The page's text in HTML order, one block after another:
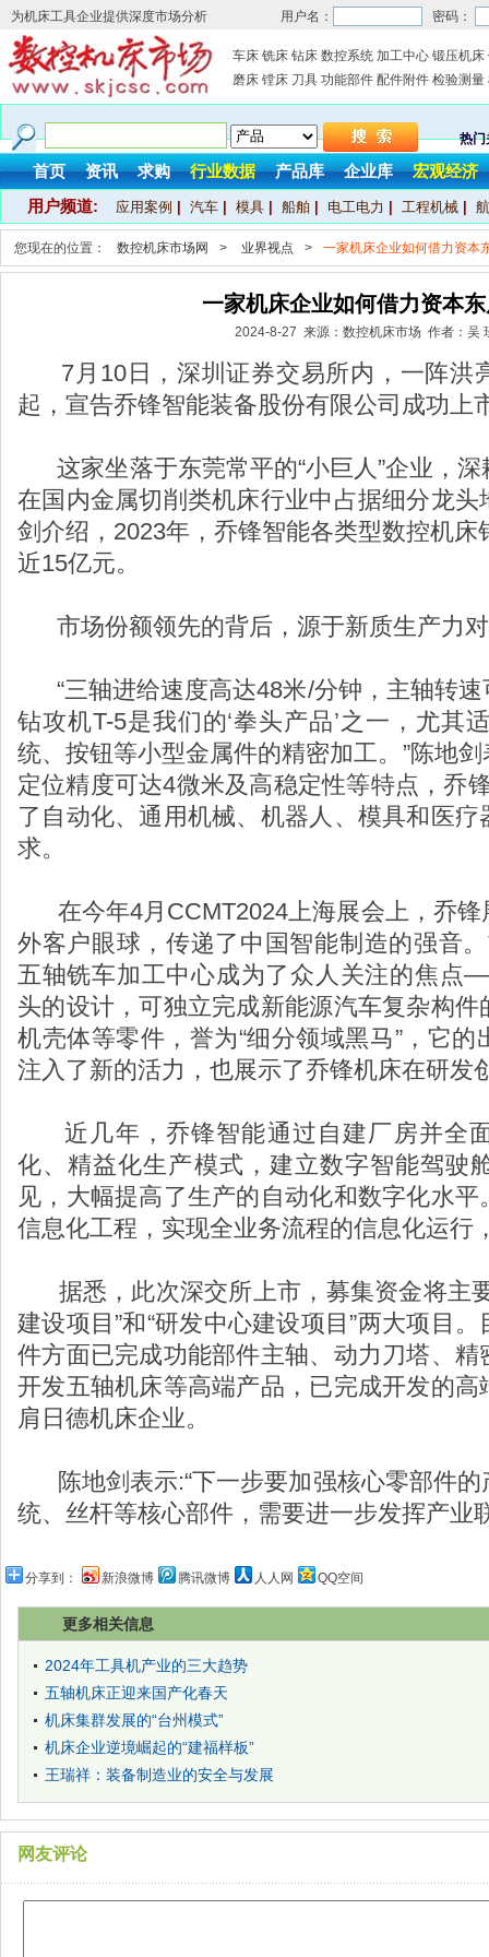
为机床工具企业提供深度市场分析 用户名： 密码：
车床 铣床 钻床 数控系统 加工中心 锻压机床
磨床 镗床 刀具 功能部件 配件附件 检验测量
热门
首页 资讯 求购 行业数据 产品库 企业库 宏观经济
用户频道: 应用案例 汽车 模具 船舶 电工电力 工程机械
您现在的位置： 数控机床市场网 > 业界视点 > 一家机床企业如何借力资本
一家机床企业如何借力资本
2024-8-27 来源：数控机床市场 作者：吴
7月10日，深圳证券交易所内，一阵洪
起，宣告乔锋智能装备股份有限公司成功上
这家坐落于东莞常平的“小巨人”企业，
在国内金属切削类机床行业中占据细分龙
剑介绍，2023年，乔锋智能各类型数控机床
近15亿元。
市场份额领先的背后，源于新质生产力
“三轴进给速度高达48米/分钟，主轴转
钻攻机T-5是我们的‘拳头产品’之一，尤其
统、按钮等小型金属件的精密加工。”陈地
定位精度可达4微米及高稳定性等特点，乔
了自动化、通用机械、机器人、模具和医
求。
在今年4月CCMT2024上海展会上，乔
外客户眼球，传递了中国智能制造的强音
五轴铣车加工中心成为了众人关注的焦点
头的设计，可独立完成新能源汽车复杂构
机壳体等零件，誉为“细分领域黑马”，它
注入了新的活力，也展示了乔锋机床在研发
近几年，乔锋智能通过自建厂房并全
化、精益化生产模式，建立数字智能驾驶
见，大幅提高了生产的自动化和数字化水
信息化工程，实现全业务流程的信息化运行
据悉，此次深交所上市，募集资金将主
建设项目”和“研发中心建设项目”两大项目
件方面已完成功能部件主轴、动力刀塔、
开发五轴机床等高端产品，已完成开发的
肩日德机床企业。
陈地剑表示:“下一步要加强核心零部件
统、丝杆等核心部件，需要进一步发挥产业
分享到： 新浪微博 腾讯微博 人人网 QQ空间
更多相关信息
2024年工具机产业的三大趋势
五轴机床正迎来国产化春天
机床集群发展的“台州模式”
机床企业逆境崛起的“建福样板”
王瑞祥：装备制造业的安全与发展
网友评论